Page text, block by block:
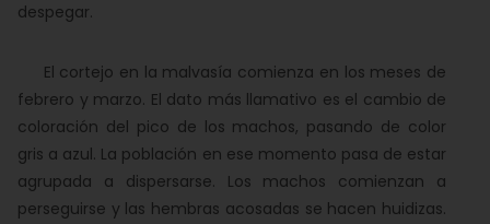
despegar.
El cortejo en la malvasía comienza en los meses de
febrero y marzo. El dato más llamativo es el cambio de
coloración del pico de los machos, pasando de color
gris a azul. La población en ese momento pasa de estar
agrupada a dispersarse. Los machos comienzan a
perseguirse y las hembras acosadas se hacen huidizas.